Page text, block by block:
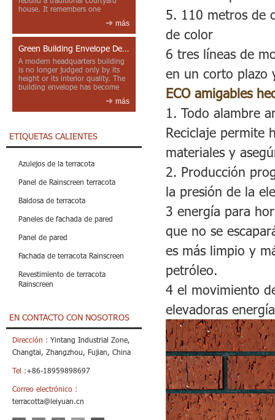
house. It remembers one
más
Green Building Envelope Design: Clay Sunscreen Fins for Modern Headquarters Architecture
A modern headquarters building
is no longer judged only by its
height or its interior quality. The
building envelope has become
más
ETIQUETAS CALIENTES
Azulejos de la terracota
Panel de Rainscreen terracota
Baldosa de terracota
Paneles de fachada de pared
Panel de pared
Fachada de terracota Rainscreen
Revestimiento de terracota
Rainscreen
EN CONTACTO CON NOSOTROS
Dirección : Yintang Industrial Zone,
Changtai, Zhangzhou, Fujian, China
Tel :+86-18959898697
Correo electrónico :
terracotta@leiyuan.cn
5. 110 metros de
de color
6 tres líneas de
en un corto plazo
ECO amigables
1. Todo alambre
Reciclaje permite
materiales y
2. Producción
la presión de la
3 energía para
que no se
es más limpio y
petróleo.
4 el movimiento
elevadoras